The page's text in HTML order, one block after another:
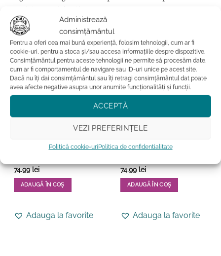
Administrează
consimțământul
Pentru a oferi cea mai bună experiență, folosim tehnologii, cum ar fi
cookie-uri, pentru a stoca și/sau accesa informațiile despre dispozitive.
Consimțământul pentru aceste tehnologii ne permite să procesăm date,
cum ar fi comportamentul de navigare sau ID-uri unice pe acest site.
Dacă nu îți dai consimțământul sau îți retragi consimțământul dat poate
avea afecte negative asupra unor anumite funcționalități și funcții.
ACCEPTĂ
VEZI PREFERINȚELE
Politică cookie-uriPolitica de confidentialitate
creativitatea zi de zi!
S-ar putea sa-ti placa si…
74.99lei
ADAUGĂ ÎN COȘ
Adauga la favorite
AGENDE
74.99lei
ADAUGĂ ÎN COȘ
Adauga la favorite